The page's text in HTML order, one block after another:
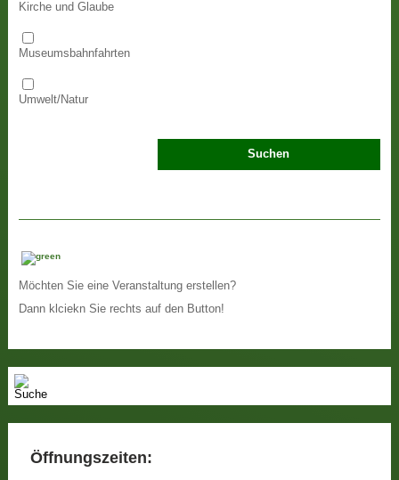
Kirche und Glaube
Museumsbahnfahrten
Umwelt/Natur
Möchten Sie eine Veranstaltung erstellen?
Dann klciekn Sie rechts auf den Button!
Öffnungszeiten: